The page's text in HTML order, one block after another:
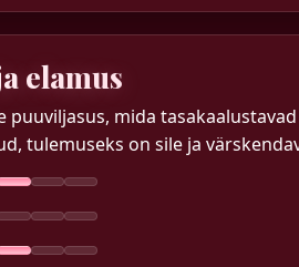
elamus
mida
tulemuseks on sile ja